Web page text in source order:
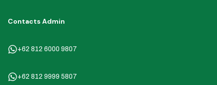
Contacts Admin
+62 812 6000 9807
+62 812 9999 5807